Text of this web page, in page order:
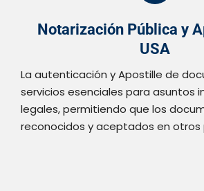
Notarización Pública y
USA
La autenticación y Apostille de
servicios esenciales para asuntos
legales, permitiendo que los
reconocidos y aceptados en otros